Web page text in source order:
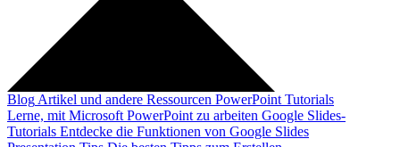
Blog Artikel und andere Ressourcen PowerPoint Tutorials
Lerne, mit Microsoft PowerPoint zu arbeiten Google Slides-
Tutorials Entdecke die Funktionen von Google Slides